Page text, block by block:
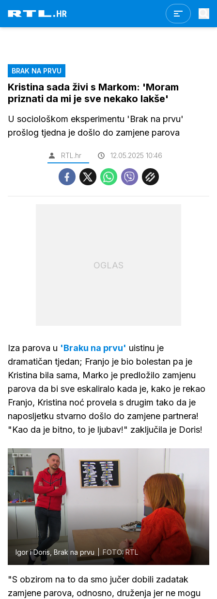
BRAK NA PRVU
Kristina sada živi s Markom: 'Moram
priznati da mi je sve nekako lakše'
U sociološkom eksperimentu 'Brak na prvu'
prošlog tjedna je došlo do zamjene parova
RTL.hr 12.05.2025 10:46
OGLAS
Iza parova u 'Braku na prvu' uistinu je
dramatičan tjedan; Franjo je bio bolestan pa je
Kristina bila sama, Marko je predložilo zamjenu
parova da bi sve eskaliralo kada je, kako je rekao
Franjo, Kristina noć provela s drugim tako da je
naposljetku stvarno došlo do zamjene partnera!
"Kao da je bitno, to je ljubav!" zaključila je Doris!
Igor i Doris, Brak na prvu FOTO: RTL
"S obzirom na to da smo jučer dobili zadatak
zamjene parova, odnosno, druženja jer ne mogu